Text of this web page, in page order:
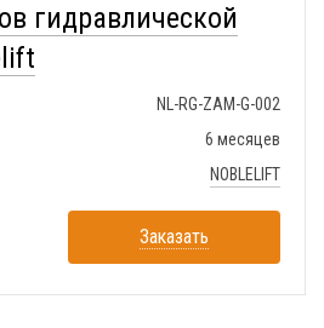
гидравлической
NL-RG-ZAM-G-002
6 месяцев
NOBLELIFT
Заказать